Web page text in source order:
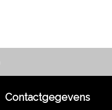
Contactgegevens